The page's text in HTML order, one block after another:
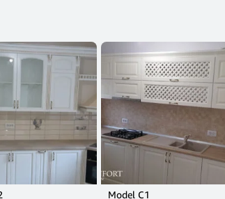
Model C1